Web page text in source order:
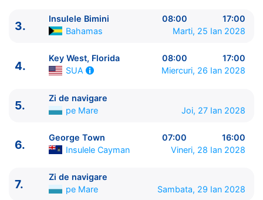
ITINERARIU
Ziua | Portul | Sosire - Plecare
----------------------------------------
1. Tampa, Florida SUA ⚓ - 16:00
Insulele Bimini Bahamas
4.
Key West, Florida
08:00 - 17:00
3.
Insulele Bimini 08:00
17:00
Bahamas
Marti, 25 Ian 2028
4.
Key West, Florida 08:00
17:00
SUA
Miercuri, 26 Ian 2028
5.
Zi de navigare
pe Mare
Joi, 27 Ian 2028
6.
George Town 07:00
16:00
Insulele Cayman
Vineri, 28 Ian 2028
7.
Zi de navigare
pe Mare
Sambata, 29 Ian 2028